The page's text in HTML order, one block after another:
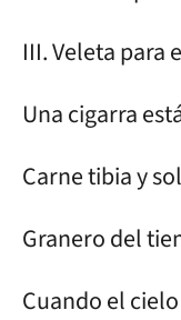
III. Veleta para
Una cigarra
Carne tibia y
Granero del
Cuando el